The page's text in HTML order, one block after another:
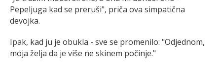
Pepeljuga kad se preruši", priča ova simpatična
devojka.
Ipak, kad ju je obukla - sve se promenilo: "Odjednom,
moja želja da je više ne skinem počinje."